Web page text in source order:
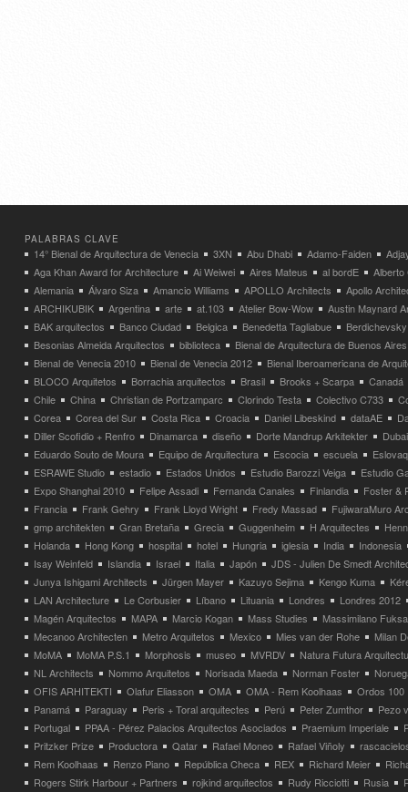
PALABRAS CLAVE
14° Bienal de Arquitectura de Venecia 3XN Abu Dhabi Adamo-Faiden
Aga Khan Award for Architecture
Ai Weiwei Aires Mateus al bordE
Alberto
Alemania
Álvaro Siza Amancio Williams APOLLO Architects
Apollo
ARCHIKUBIK
Argentina arte at.103 Atelier Bow-Wow
Austin Maynard
BAK arquitectos
Banco Ciudad Belgica Benedetta Tagliabue
Besonias Almeida Arquitectos
biblioteca
Bienal de Arquitectura de Buenos Aires
Bienal de Venecia 2010
Bienal de Venecia 2012
Bienal Iberoamericana de
BLOCO Arquitetos
Borrachia arquitectos Brasil Brooks + Scarpa
Canadá
Chile
China Christian de Portzamparc Clorindo Testa Colectivo C733
Corea
Corea del Sur Costa Rica Croacia Daniel Libeskind dataAE
Diller Scofidio + Renfro
Dinamarca diseño Dorte Mandrup Arkitekter
Dubai
Eduardo Souto de Moura
Equipo de Arquitectura Escocia escuela
ESRAWE Studio
estadio Estados Unidos Estudio Barozzi Veiga
Estudio
Expo Shanghai 2010
Felipe Assadi Fernanda Canales Finlandia
Foster &
Francia
Frank Gehry Frank Lloyd Wright Fredy Massad
FujiwaraMuro
gmp architekten
Gran Bretaña Grecia Guggenheim H Arquitectes
Holanda
Hong Kong hospital hotel Hungria iglesia India
Indonesia
Isay Weinfeld
Islandia Israel Italia Japón
JDS - Julien De Smedt
Junya Ishigami Architects
Jürgen Mayer Kazuyo Sejima Kengo Kuma
LAN Architecture
Le Corbusier Líbano Lituania Londres
Londres 2012
Magén Arquitectos
MAPA Marcio Kogan Mass Studies
Massimilano
Mecanoo Architecten
Metro Arquitetos Mexico Mies van der Rohe
Milan
MoMA
MoMA P.S.1 Morphosis museo MVRDV
Natura Futura
NL Architects
Nommo Arquitetos Norisada Maeda Norman Foster
OFIS ARHITEKTI
Olafur Eliasson OMA OMA - Rem Koolhaas
Ordos 100
Panamá
Paraguay Peris + Toral arquitectes Perú Peter Zumthor
Pezo
Portugal
PPAA - Pérez Palacios Arquitectos Asociados Praemium Imperiale
Pritzker Prize
Productora Qatar Rafael Moneo Rafael Viñoly
Rem Koolhaas
Renzo Piano República Checa REX Richard Meier
Rogers Stirk Harbour + Partners
rojkind arquitectos Rudy Ricciotti Rusia